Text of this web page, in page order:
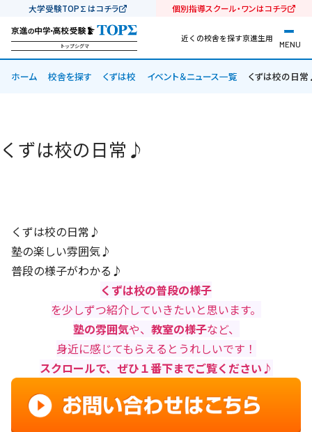
大学受験TOP∑はコチラ 個別指導スクール・ワンはコチラ
トップシグマ
近くの校舎を探す京進生用
MENU
ホーム 校舎を探す くずは校 イベント＆ニュース一覧 くずは校の日
くずは校の日常♪
くずは校の日常♪
塾の楽しい雰囲気♪
普段の様子がわかる♪
くずは校の普段の様子
を少しずつ紹介していきたいと思います。
塾の雰囲気や、 教室の様子など、
身近に感じてもらえるとうれしいです！
スクロールで、ぜひ１番下までご覧ください♪